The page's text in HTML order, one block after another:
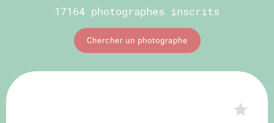
17164 photographes inscrits
Chercher un photographe